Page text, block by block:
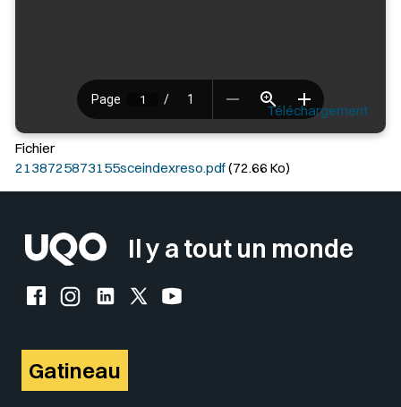
Téléchargement
Fichier
2138725873155sceindexreso.pdf(72.66 Ko)
Il y a tout un monde
Facebook de l'UQO
Instagram de l'UQO
LinkedIn de l'UQO
X (Twitter) de l'UQO
YouTube de l'UQO
Gatineau